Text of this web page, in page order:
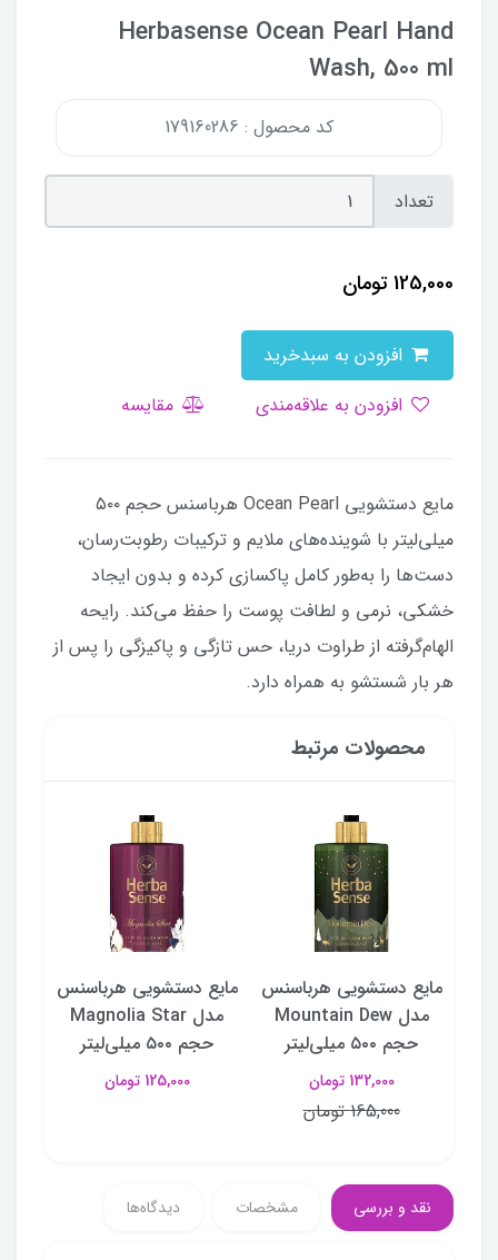
Herbasense Ocean Pearl Hand
Wash, 500 ml
کد محصول : 179160286
تعداد
125,000تومان
مقایسه
مایع دستشویی Ocean Pearl هرباسنس حجم ۵۰۰
میلی‌لیتر با شوینده‌های ملایم و ترکیبات رطوبت‌رسان،
دست‌ها را به‌طور کامل پاکسازی کرده و بدون ایجاد
خشکی، نرمی و لطافت پوست را حفظ می‌کند. رایحه
الهام‌گرفته از طراوت دریا، حس تازگی و پاکیزگی را پس از
هر بار شستشو به همراه دارد.
محصولات مرتبط
مایع دستشویی هرباسنس
مدل Mountain Dew
حجم ۵۰۰ میلی‌لیتر
132,000 تومان
165,000 تومان
مایع دستشویی هرباسنس
مدل Magnolia Star
حجم ۵۰۰ میلی‌لیتر
125,000 تومان
نقد و بررسی مشخصات دیدگاه‌ها